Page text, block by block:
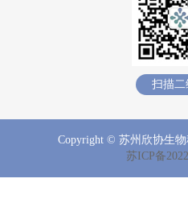
扫描二
Copyright © 苏州欣协生
苏ICP备